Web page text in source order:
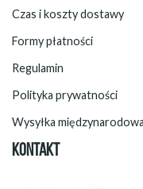
Czas i koszty dostawy
Formy płatności
Regulamin
Polityka prywatności
Wysyłka międzynarodowa
KONTAKT